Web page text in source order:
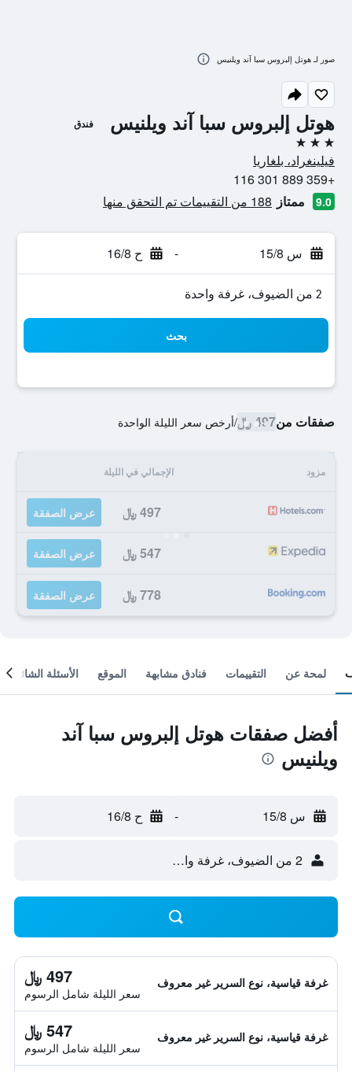
هوتل إلبروس سبا آند ويلنيس فندق
3 نجوم
فيلينغراد، بلغاريا
+359 889 301 116
9.0 ممتاز 188 من التقييمات تم التحقق منها
س 15/8 - ح 16/8
2 من الضيوف، غرفة واحدة
بحث
صفقات من497 ﷼ /أرخص سعر الليلة الواحدة
مزود الإجمالي في الليلة
497 ﷼ عرض الصفقة
547 ﷼ عرض الصفقة
778 ﷼ عرض الصفقة
صور لـ هوتل إلبروس سبا آند ويلنيس
لمحة عن التقييمات فنادق مشابهة الموقع الأسئلة الشائعة
أفضل صفقات هوتل إلبروس سبا آند
ويلنيس
س 15/8 - ح 16/8
2 من الضيوف، غرفة واحدة
غرفة قياسية، نوع السرير غير معروف 497 ﷼
سعر الليلة شامل الرسوم
غرفة قياسية، نوع السرير غير معروف 547 ﷼
سعر الليلة شامل الرسوم